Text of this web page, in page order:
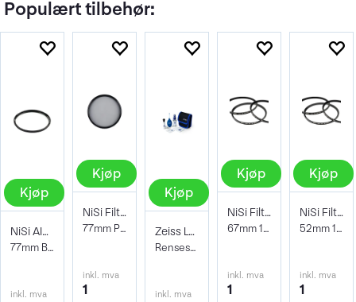
Populært tilbehør:
Kjøp
NiSi AIR Protector Filter 77mm
77mm Beskyttelsesfilter
inkl. mva
Kjøp
NiSi Filter Circ Polarizer True Color 77
77mm Pro Nano Pola Filter
inkl. mva
1
Kjøp
Zeiss Lens Cleaning Kit
Rensesett for objektiv og kamera
inkl. mva
Kjøp
NiSi Filter Circular Black Mist 1/2 67mm
67mm 1/2 Soft/Diffuser-filter
inkl. mva
1
Kjøp
NiSi Filter Circular Black Mist 1/2 52mm
52mm 1/2 Soft/Diffuser-filter
inkl. mva
1